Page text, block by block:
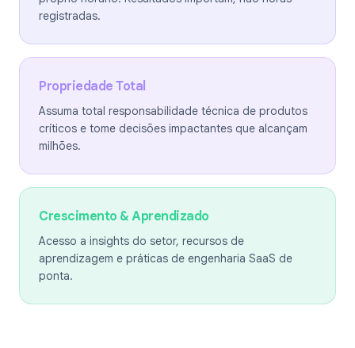
registradas.
Propriedade Total
Assuma total responsabilidade técnica de produtos
críticos e tome decisões impactantes que alcançam
milhões.
Crescimento & Aprendizado
Acesso a insights do setor, recursos de
aprendizagem e práticas de engenharia SaaS de
ponta.